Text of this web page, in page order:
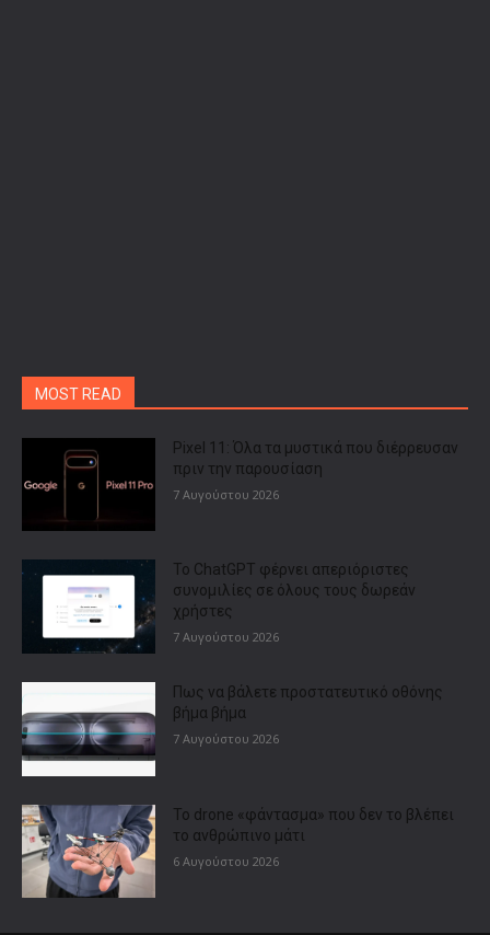
MOST READ
Pixel 11: Όλα τα μυστικά που διέρρευσαν
πριν την παρουσίαση
7 Αυγούστου 2026
Το ChatGPT φέρνει απεριόριστες
συνομιλίες σε όλους τους δωρεάν
χρήστες
7 Αυγούστου 2026
Πως να βάλετε προστατευτικό οθόνης
βήμα βήμα
7 Αυγούστου 2026
Το drone «φάντασμα» που δεν το βλέπει
το ανθρώπινο μάτι
6 Αυγούστου 2026